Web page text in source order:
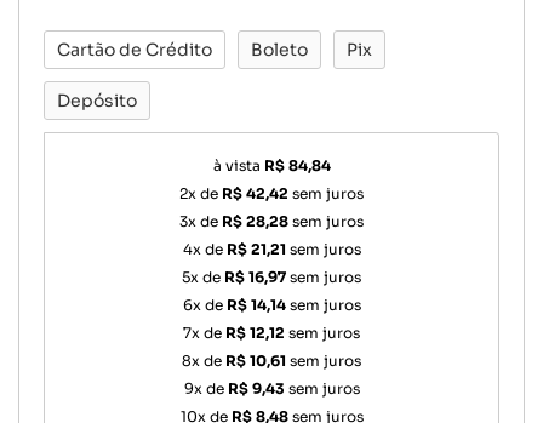
Cartão de Crédito Boleto Pix
Depósito
à vista R$ 84,84
2x de R$ 42,42 sem juros
3x de R$ 28,28 sem juros
4x de R$ 21,21 sem juros
5x de R$ 16,97 sem juros
6x de R$ 14,14sem juros
7x de R$ 12,12 sem juros
8x de R$ 10,61 sem juros
9x de R$ 9,43 sem juros
10x de R$ 8,48sem juros